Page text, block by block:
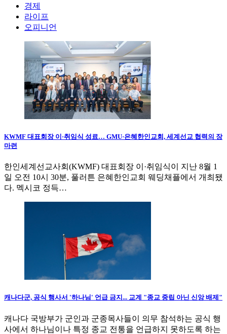
경제
라이프
오피니언
KWMF 대표회장 이·취임식 성료… GMU·은혜한인교회, 세계선교 협력의 장
마련
한인세계선교사회(KWMF) 대표회장 이·취임식이 지난 8월 1
일 오전 10시 30분, 풀러튼 은혜한인교회 웨딩채플에서 개최됐
다. 멕시코 정득…
캐나다군, 공식 행사서 '하나님' 언급 금지... 교계 "종교 중립 아닌 신앙 배제"
캐나다 국방부가 군인과 군종목사들이 의무 참석하는 공식 행
사에서 하나님이나 특정 종교 전통을 언급하지 못하도록 하는